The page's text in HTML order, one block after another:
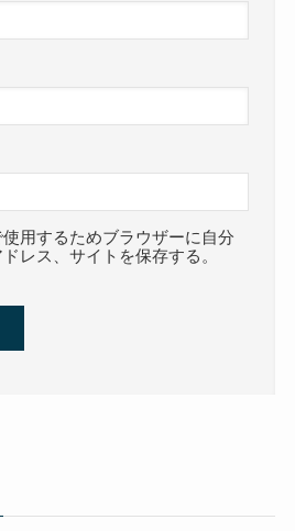
用するためブラウザーに自分
レス、サイトを保存する。